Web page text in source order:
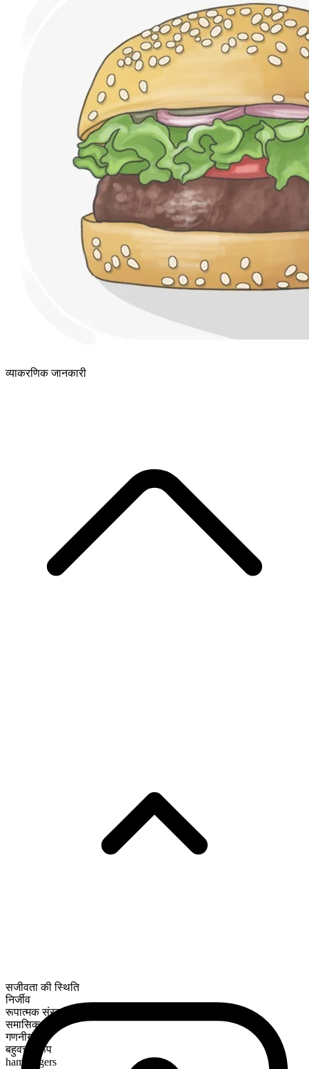
व्याकरणिक जानकारी
सजीवता की स्थिति
निर्जीव
रूपात्मक संरचना
समासिक
गणनीय
बहुवचन रूप
hamburgers